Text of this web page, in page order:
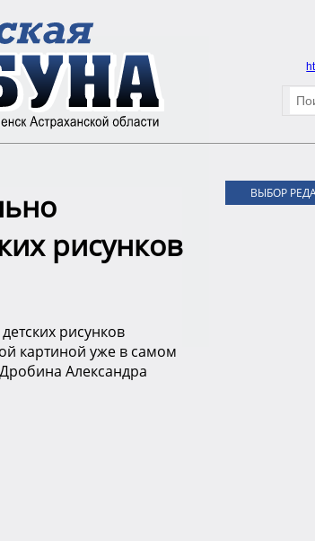
рисунков
рисунков
картиной уже в самом
Александра
ВЫБОР